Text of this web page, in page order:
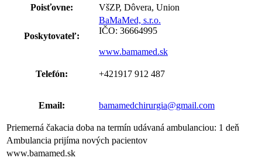
Poisťovne:
VšZP, Dôvera, Union
Poskytovateľ:
BaMaMed, s.r.o.
IČO: 36664995
www.bamamed.sk
Telefón: +421917 912 487
Email: bamamedchirurgia@gmail.com
Priemerná čakacia doba na termín udávaná ambulanciou: 1 deň
Ambulancia prijíma nových pacientov
www.bamamed.sk